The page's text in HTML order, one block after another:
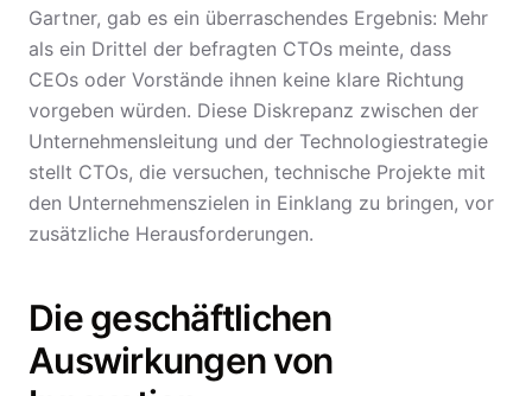
Gartner, gab es ein überraschendes Ergebnis: Mehr
als ein Drittel der befragten CTOs meinte, dass
CEOs oder Vorstände ihnen keine klare Richtung
vorgeben würden. Diese Diskrepanz zwischen der
Unternehmensleitung und der Technologiestrategie
stellt CTOs, die versuchen, technische Projekte mit
den Unternehmenszielen in Einklang zu bringen, vor
zusätzliche Herausforderungen.
Die geschäftlichen
Auswirkungen von